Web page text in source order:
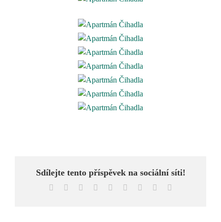
Sdílejte tento příspěvek na sociální síti!
Facebook Reddit LinkedInWhatsApp
TumblrPinterest